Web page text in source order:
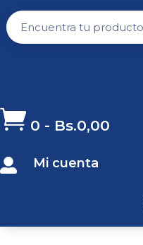
 0 - Bs.0,00
 Mi cuenta